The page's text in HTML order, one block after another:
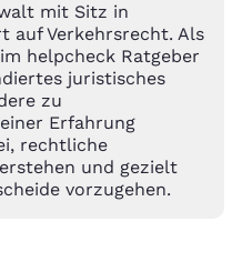
mit Sitz in
auf Verkehrsrecht. Als
helpcheck Ratgeber
juristisches
zu
Erfahrung
rechtliche
und gezielt
vorzugehen.